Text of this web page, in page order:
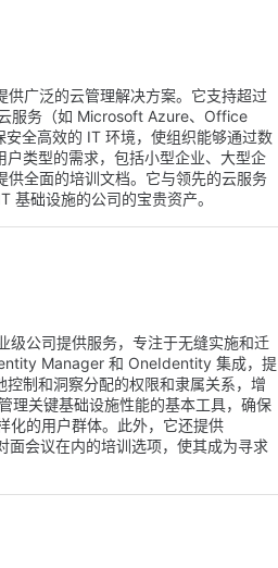
广泛的云管理解决方案。它支持超过
服务（如 Microsoft Azure、Office
全高效的 IT 环境，使组织能够通过数
类型的需求，包括小型企业、大型企
全面的培训文档。它与领先的云服务
基础设施的公司的宝贵资产。
级公司提供服务，专注于无缝实施和迁
Manager 和 OneIdentity 集成，提
制和洞察分配的权限和隶属关系，增
理关键基础设施性能的基本工具，确保
化的用户群体。此外，它还提供
会议在内的培训选项，使其成为寻求